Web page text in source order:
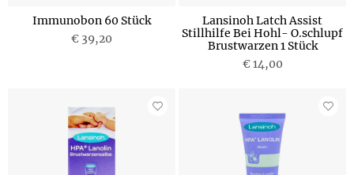
Immunobon 60 Stück
€ 39,20
Lansinoh Latch Assist
Stillhilfe Bei Hohl- O.schlupf
Brustwarzen 1 Stück
€ 14,00